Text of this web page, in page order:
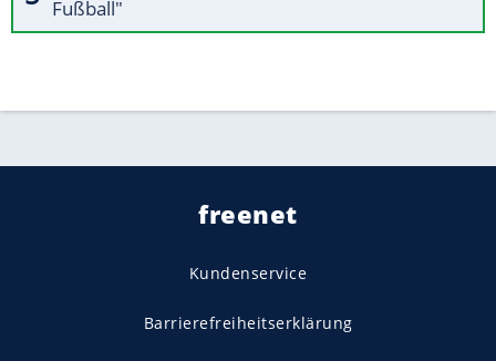
Fußball"
freenet
Kundenservice
Barrierefreiheitserklärung